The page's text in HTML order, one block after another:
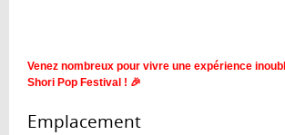
Venez nombreux pour vivre une expérience
Shori Pop Festival ! 🎉
Emplacement :